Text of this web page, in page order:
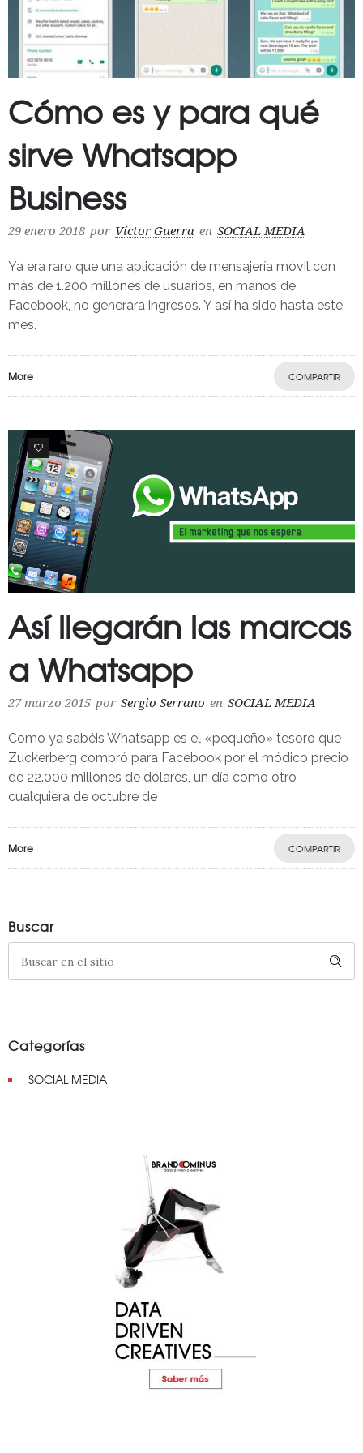
Cómo es y para qué
sirve Whatsapp
Business
29 enero 2018 por Víctor Guerra en SOCIAL MEDIA
Ya era raro que una aplicación de mensajería móvil con
más de 1.200 millones de usuarios, en manos de
Facebook, no generara ingresos. Y así ha sido hasta este
mes.
More COMPARTIR
0
Así llegarán las marcas
a Whatsapp
27 marzo 2015 por Sergio Serrano en SOCIAL MEDIA
Como ya sabéis Whatsapp es el «pequeño» tesoro que
Zuckerberg compró para Facebook por el módico precio
de 22.000 millones de dólares, un día como otro
cualquiera de octubre de
More COMPARTIR
Buscar
Categorías
SOCIAL MEDIA